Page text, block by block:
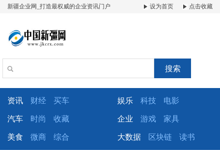
新疆企业网_打造最权威的企业资讯门户 设为首页 点击收藏
搜索
资讯 财经 买车 娱乐 科技 电影
汽车 时尚 收藏 企业 游戏 家具
美食 微商 综合 大数据 区块链 读书